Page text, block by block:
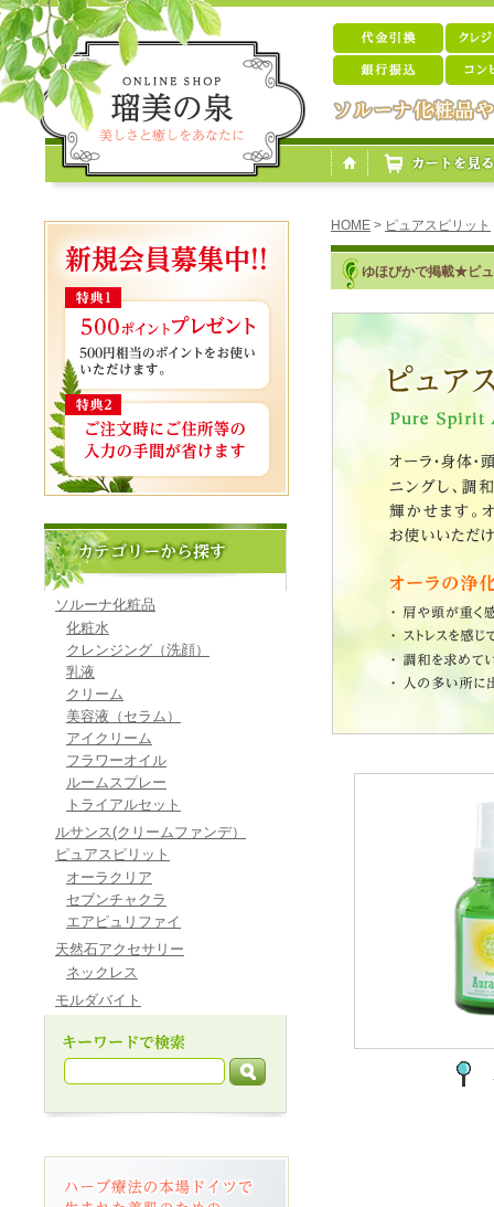
ソルーナ化粧品
化粧水
クレンジング（洗顔）
乳液
クリーム
美容液（セラム）
アイクリーム
フラワーオイル
ルームスプレー
トライアルセット
ルサンス(クリームファンデ）
ピュアスピリット
オーラクリア
セブンチャクラ
エアピュリファイ
天然石アクセサリー
ネックレス
モルダバイト
HOME > ピュアスピリット
ゆほびかで掲載★ピ